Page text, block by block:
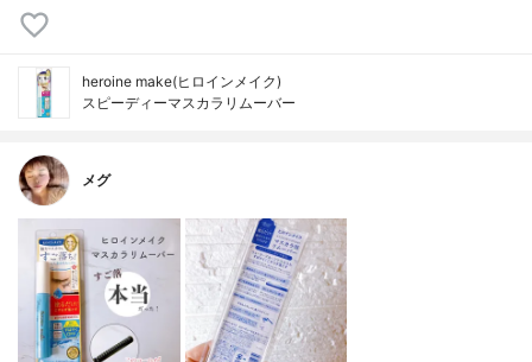
heroine make(ヒロインメイク)
スピーディーマスカラリムーバー
メグ